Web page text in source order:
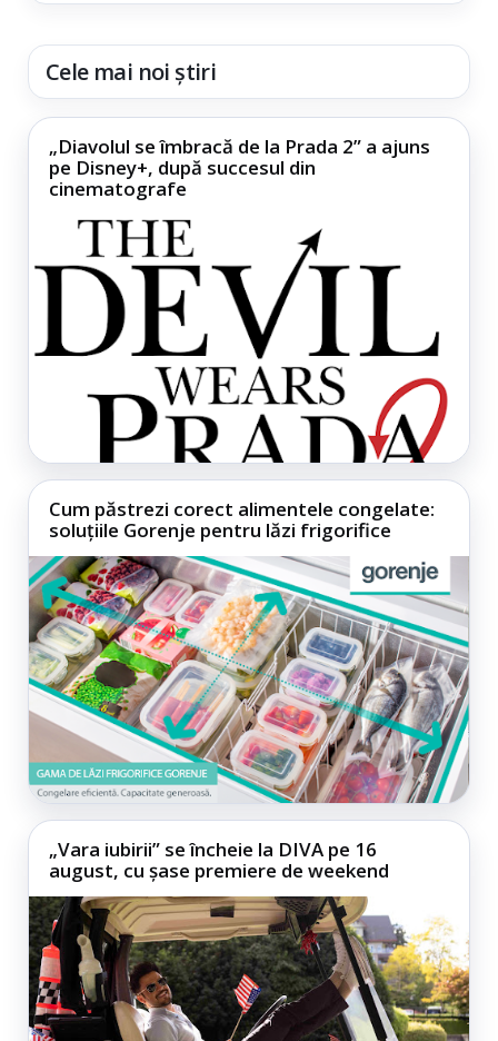
Cele mai noi știri
„Diavolul se îmbracă de la Prada 2” a ajuns
pe Disney+, după succesul din
cinematografe
Cum păstrezi corect alimentele congelate:
soluțiile Gorenje pentru lăzi frigorifice
„Vara iubirii” se încheie la DIVA pe 16
august, cu șase premiere de weekend